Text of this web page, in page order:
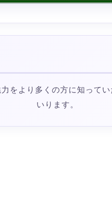
をより多くの方に知って
いります。